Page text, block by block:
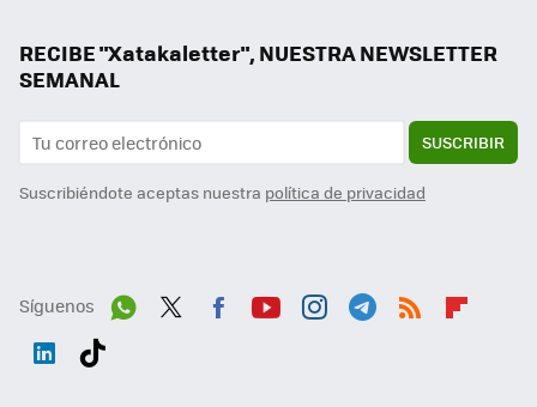
RECIBE "Xatakaletter", NUESTRA NEWSLETTER
SEMANAL
SUSCRIBIR
Suscribiéndote aceptas nuestra política de privacidad
Síguenos